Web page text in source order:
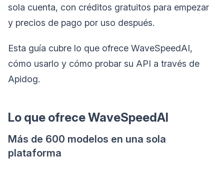
sola cuenta, con créditos gratuitos para empezar
y precios de pago por uso después.
Esta guía cubre lo que ofrece WaveSpeedAI,
cómo usarlo y cómo probar su API a través de
Apidog.
Lo que ofrece WaveSpeedAI
Más de 600 modelos en una sola
plataforma